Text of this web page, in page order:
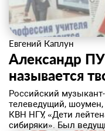
Евгений Каплун
Александр
называется
​Российский
телеведущий,
КВН НГУ, «Дети
сибиряки». Был